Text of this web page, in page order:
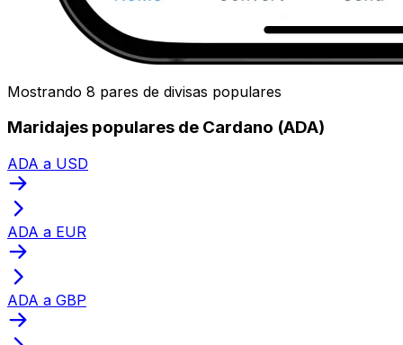
Mostrando 8 pares de divisas populares
Maridajes populares de Cardano (ADA)
ADA a USD
ADA a EUR
ADA a GBP